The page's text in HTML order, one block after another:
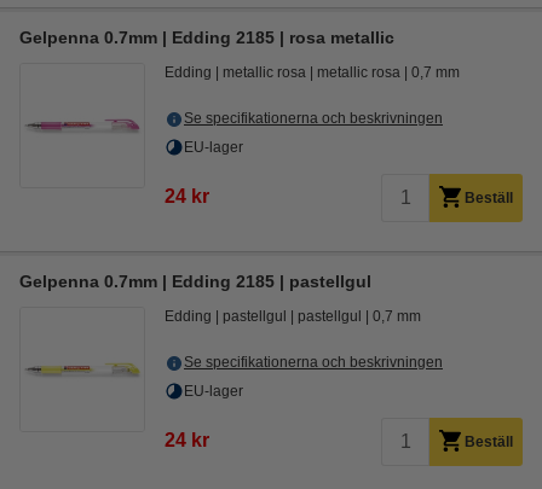
Gelpenna 0.7mm | Edding 2185 | rosa metallic
Edding metallic rosa metallic rosa 0,7 mm
Se specifikationerna och beskrivningen
EU-lager
24 kr Beställ
Gelpenna 0.7mm | Edding 2185 | pastellgul
Edding pastellgul pastellgul 0,7 mm
Se specifikationerna och beskrivningen
EU-lager
24 kr Beställ